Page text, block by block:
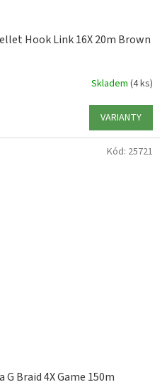
Hook Link 16X 20m Brown
Skladem (4 ks)
VARIANTY
Braid 4X Game 150m
Kód: 25721